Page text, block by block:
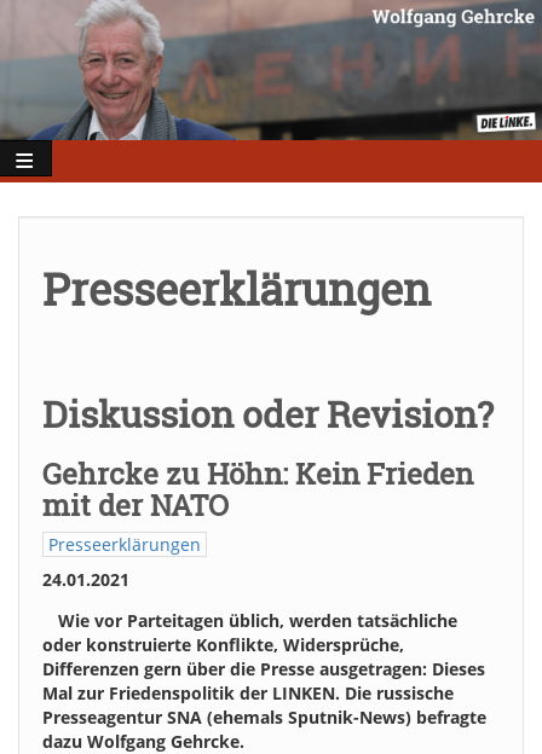
Inhalt
Presseerklärungen
Diskussion oder Revision?
Gehrcke zu Höhn: Kein Frieden
mit der NATO
Presseerklärungen
24.01.2021
Wie vor Parteitagen üblich, werden tatsächliche
oder konstruierte Konflikte, Widersprüche,
Differenzen gern über die Presse ausgetragen: Dieses
Mal zur Friedenspolitik der LINKEN. Die russische
Presseagentur SNA (ehemals Sputnik-News) befragte
dazu Wolfgang Gehrcke.